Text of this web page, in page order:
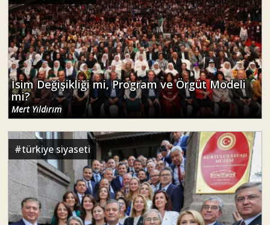
Mert Yıldırım
#türkiye siyaseti
Yeni Parti’yi Toplumun İçinde Kurmalı
Ali Onat Çetin
#politika